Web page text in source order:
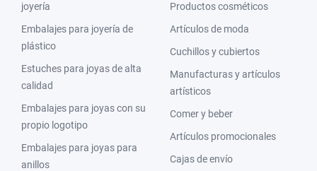
joyería
Embalajes para joyería de
plástico
Estuches para joyas de alta
calidad
Embalajes para joyas con su
propio logotipo
Embalajes para joyas para
anillos
Productos cosméticos
Artículos de moda
Cuchillos y cubiertos
Manufacturas y artículos
artísticos
Comer y beber
Artículos promocionales
Cajas de envío